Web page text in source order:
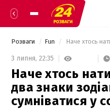
Розваги Fun
3 липня, 22:35
Наче хтось
два знаки
сумніватися у